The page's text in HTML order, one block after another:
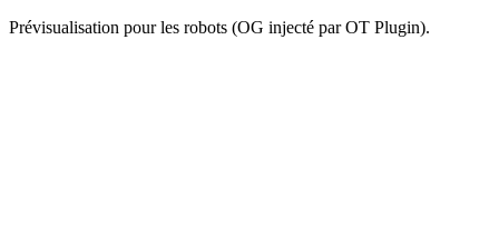
Prévisualisation pour les robots (OG injecté par OT Plugin).